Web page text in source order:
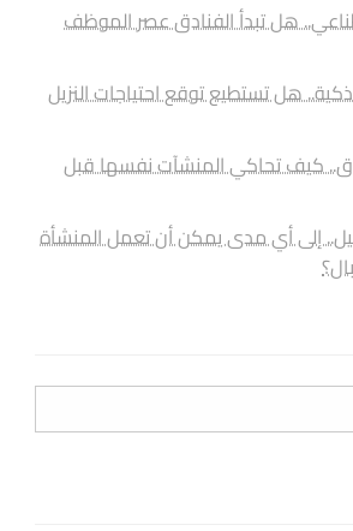
هل تبدأ الفنادق عصر الموظف
هل تستطيع توقع احتياجات النزيل
كيف تحاكي المنشآت نفسها قبل
إلى أي مدى يمكن أن تعمل المنشأة